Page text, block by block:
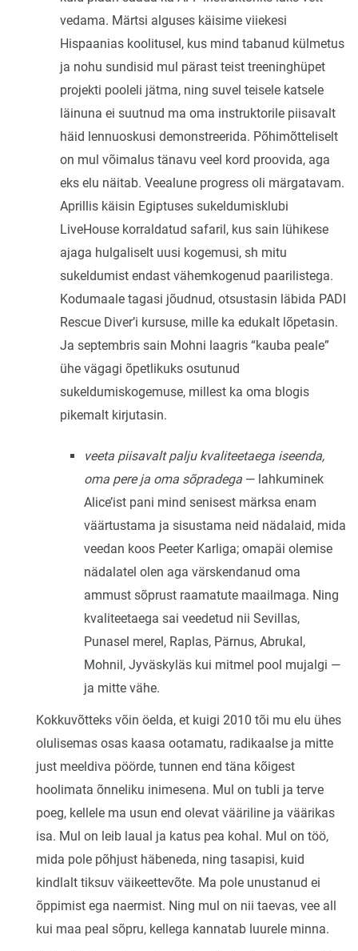
vedama. Märtsi alguses käisime viiekesi
Hispaanias koolitusel, kus mind tabanud külmetus
ja nohu sundisid mul pärast teist treeninghüpet
projekti pooleli jätma, ning suvel teisele katsele
läinuna ei suutnud ma oma instruktorile piisavalt
häid lennuoskusi demonstreerida. Põhimõtteliselt
on mul võimalus tänavu veel kord proovida, aga
eks elu näitab. Veealune progress oli märgatavam.
Aprillis käisin Egiptuses sukeldumisklubi
LiveHouse korraldatud safaril, kus sain lühikese
ajaga hulgaliselt uusi kogemusi, sh mitu
sukeldumist endast vähemkogenud paarilistega.
Kodumaale tagasi jõudnud, otsustasin läbida PADI
Rescue Diver’i kursuse, mille ka edukalt lõpetasin.
Ja septembris sain Mohni laagris “kauba peale”
ühe vägagi õpetlikuks osutunud
sukeldumiskogemuse, millest ka oma blogis
pikemalt kirjutasin.
veeta piisavalt palju kvaliteetaega iseenda,
oma pere ja oma sõpradega — lahkuminek
Alice’ist pani mind senisest märksa enam
väärtustama ja sisustama neid nädalaid, mida
veedan koos Peeter Karliga; omapäi olemise
nädalatel olen aga värskendanud oma
ammust sõprust raamatute maailmaga. Ning
kvaliteetaega sai veedetud nii Sevillas,
Punasel merel, Raplas, Pärnus, Abrukal,
Mohnil, Jyväskyläs kui mitmel pool mujalgi —
ja mitte vähe.
Kokkuvõtteks võin öelda, et kuigi 2010 tõi mu elu ühes
olulisemas osas kaasa ootamatu, radikaalse ja mitte
just meeldiva pöörde, tunnen end täna kõigest
hoolimata õnneliku inimesena. Mul on tubli ja terve
poeg, kellele ma usun end olevat vääriline ja väärikas
isa. Mul on leib laual ja katus pea kohal. Mul on töö,
mida pole põhjust häbeneda, ning tasapisi, kuid
kindlalt tiksuv väikeettevõte. Ma pole unustanud ei
õppimist ega naermist. Ning mul on nii taevas, vee all
kui maa peal sõpru, kellega kannatab luurele minna.